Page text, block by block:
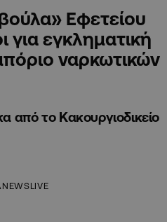
Εφετείου
για εγκληματική
ναρκωτικών
από το Κακουργιοδικείο